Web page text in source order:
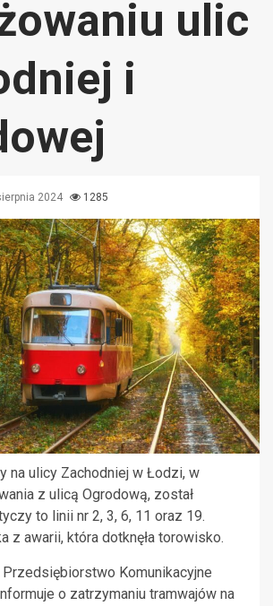
ulic
i
2024 1285
na ulicy Zachodniej w Łodzi, w
z ulicą Ogrodową, został
to linii nr 2, 3, 6, 11 oraz 19.
z awarii, która dotknęła torowisko.
Komunikacyjne
o zatrzymaniu tramwajów na